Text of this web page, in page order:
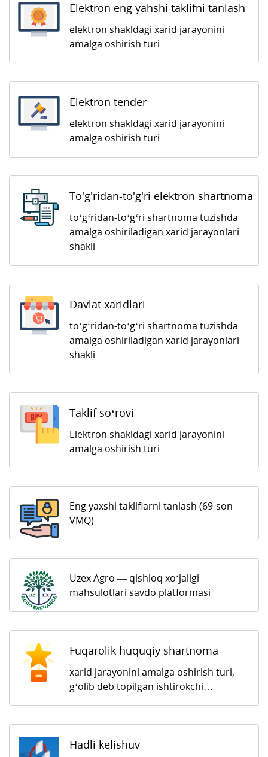
Elektron eng yahshi taklifni tanlash
elektron shakldagi xarid jarayonini
amalga oshirish turi
Elektron tender
elektron shakldagi xarid jarayonini
amalga oshirish turi
To'g'ridan-to'g'ri elektron shartnoma
to‘g‘ridan-to‘g‘ri shartnoma tuzishda
amalga oshiriladigan xarid jarayonlari
shakli
Davlat xaridlari
to‘g‘ridan-to‘g‘ri shartnoma tuzishda
amalga oshiriladigan xarid jarayonlari
shakli
Taklif so‘rovi
Elektron shakldagi xarid jarayonini
amalga oshirish turi
Eng yaxshi takliflarni tanlash (69-son
VMQ)
Uzex Agro — qishloq xo‘jaligi
mahsulotlari savdo platformasi
Fuqarolik huquqiy shartnoma
xarid jarayonini amalga oshirish turi,
g‘olib deb topilgan ishtirokchi…
Hadli kelishuv